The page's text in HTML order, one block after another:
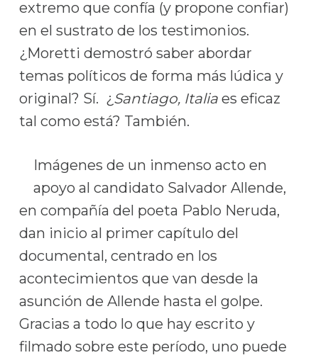
extremo que confía (y propone confiar)
en el sustrato de los testimonios.
¿Moretti demostró saber abordar
temas políticos de forma más lúdica y
original? Sí. ¿ Santiago, Italiaes eficaz
tal como está? También.
Imágenes de un inmenso acto en
apoyo al candidato Salvador Allende,
en compañía del poeta Pablo Neruda,
dan inicio al primer capítulo del
documental, centrado en los
acontecimientos que van desde la
asunción de Allende hasta el golpe.
Gracias a todo lo que hay escrito y
filmado sobre este período, uno puede